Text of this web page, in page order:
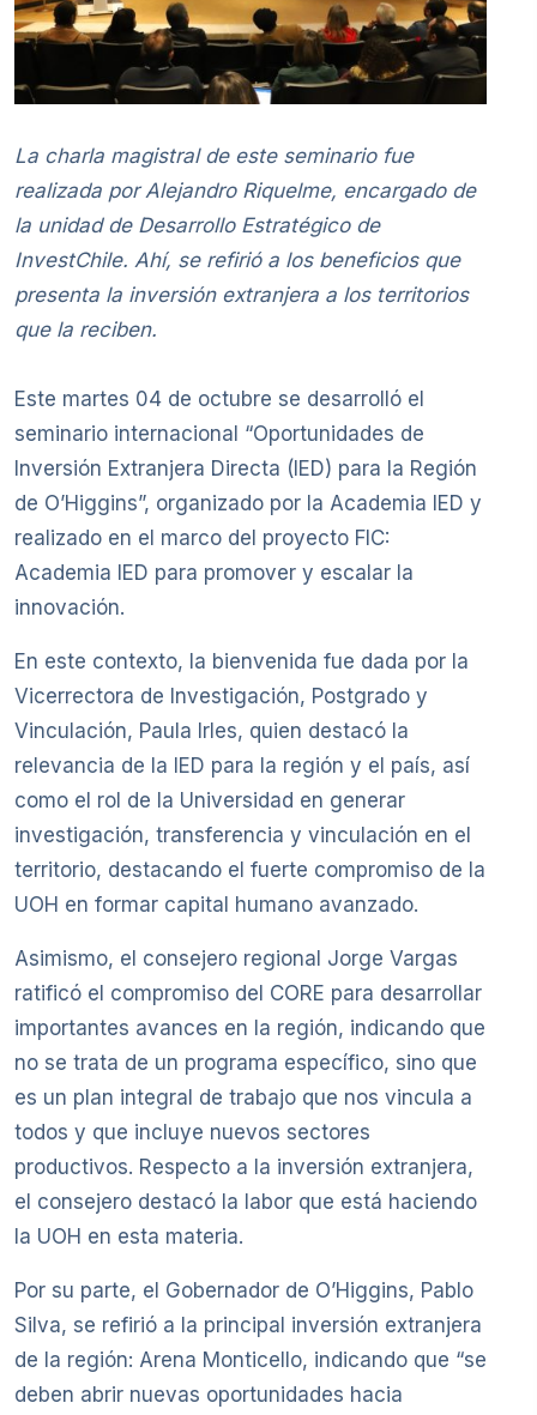
La charla magistral de este seminario fue
realizada por Alejandro Riquelme, encargado de
la unidad de Desarrollo Estratégico de
InvestChile. Ahí, se refirió a los beneficios que
presenta la inversión extranjera a los territorios
que la reciben.
Este martes 04 de octubre se desarrolló el
seminario internacional “Oportunidades de
Inversión Extranjera Directa (IED) para la Región
de O’Higgins”, organizado por la Academia IED y
realizado en el marco del proyecto FIC:
Academia IED para promover y escalar la
innovación.
En este contexto, la bienvenida fue dada por la
Vicerrectora de Investigación, Postgrado y
Vinculación, Paula Irles, quien destacó la
relevancia de la IED para la región y el país, así
como el rol de la Universidad en generar
investigación, transferencia y vinculación en el
territorio, destacando el fuerte compromiso de la
UOH en formar capital humano avanzado.
Asimismo, el consejero regional Jorge Vargas
ratificó el compromiso del CORE para desarrollar
importantes avances en la región, indicando que
no se trata de un programa específico, sino que
es un plan integral de trabajo que nos vincula a
todos y que incluye nuevos sectores
productivos. Respecto a la inversión extranjera,
el consejero destacó la labor que está haciendo
la UOH en esta materia.
Por su parte, el Gobernador de O’Higgins, Pablo
Silva, se refirió a la principal inversión extranjera
de la región: Arena Monticello, indicando que “se
deben abrir nuevas oportunidades hacia